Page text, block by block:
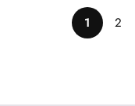
1 2